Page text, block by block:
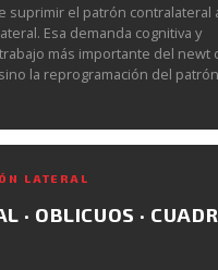
suprimir el patrón contralateral
Esa demanda cognitiva y
más importante del newt
la reprogramación del
LATERAL
· OBLICUOS ·